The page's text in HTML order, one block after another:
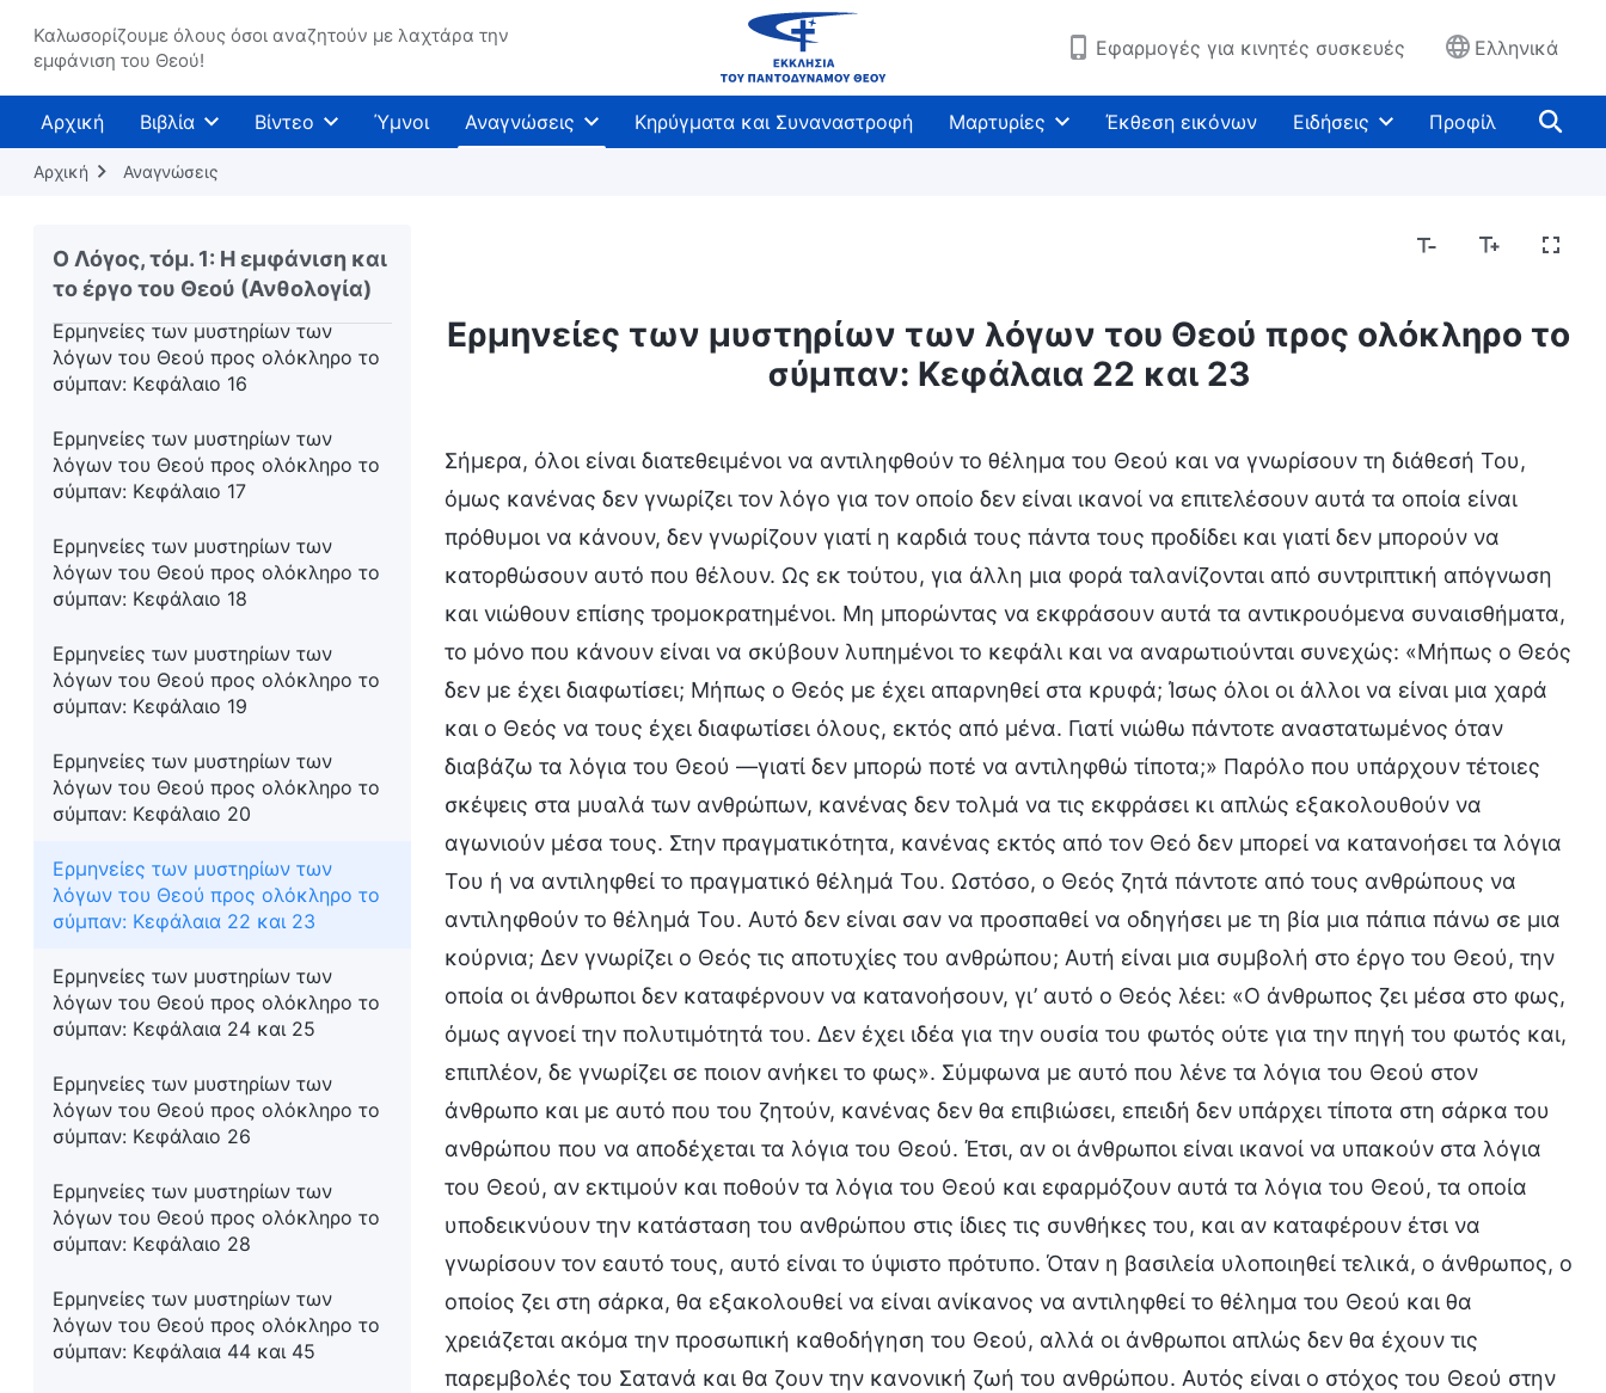
Καλωσορίζουμε όλους όσοι αναζητούν με λαχτάρα την
εμφάνιση του Θεού!
Εφαρμογές για κινητές συσκευές Ελληνικά
Αρχική Βιβλία Βίντεο Ύμνοι Αναγνώσεις Κηρύγματα και Συναναστροφή Μαρτυρίες Έκθεση εικόνων Ειδήσεις Προφίλ
Αρχική Αναγνώσεις
Ο Λόγος, τόμ. 1: Η εμφάνιση και
το έργο του Θεού (Ανθολογία)
λόγων του Θεού προς ολόκληρο το
σύμπαν: Κεφάλαιο 11
Ερμηνείες των μυστηρίων των
λόγων του Θεού προς ολόκληρο το
σύμπαν — Προσθήκη: Κεφάλαιο 2
λόγων του Θεού προς ολόκληρο το
σύμπαν: Κεφάλαιο 12
Ερμηνείες των μυστηρίων των
λόγων του Θεού προς ολόκληρο το
σύμπαν: Κεφάλαιο 16
Ερμηνείες των μυστηρίων των
λόγων του Θεού προς ολόκληρο το
σύμπαν: Κεφάλαιο 17
Ερμηνείες των μυστηρίων των
λόγων του Θεού προς ολόκληρο το
σύμπαν: Κεφάλαιο 18
Ερμηνείες των μυστηρίων των
λόγων του Θεού προς ολόκληρο το
σύμπαν: Κεφάλαιο 19
Ερμηνείες των μυστηρίων των
λόγων του Θεού προς ολόκληρο το
σύμπαν: Κεφάλαιο 20
Ερμηνείες των μυστηρίων των
λόγων του Θεού προς ολόκληρο το
σύμπαν: Κεφάλαια 22 και 23
Ερμηνείες των μυστηρίων των
λόγων του Θεού προς ολόκληρο το
σύμπαν: Κεφάλαια 24 και 25
Ερμηνείες των μυστηρίων των
λόγων του Θεού προς ολόκληρο το
σύμπαν: Κεφάλαιο 26
Ερμηνείες των μυστηρίων των
λόγων του Θεού προς ολόκληρο το
σύμπαν: Κεφάλαιο 28
Ερμηνείες των μυστηρίων των
λόγων του Θεού προς ολόκληρο το
σύμπαν: Κεφάλαια 44 και 45
Ερμηνείες των μυστηρίων των λόγων του Θεού προς ολόκληρο το
σύμπαν: Κεφάλαια 22 και 23
Σήμερα, όλοι είναι διατεθειμένοι να αντιληφθούν το θέλημα του Θεού και να γνωρίσουν τη διάθεσή Του,
όμως κανένας δεν γνωρίζει τον λόγο για τον οποίο δεν είναι ικανοί να επιτελέσουν αυτά τα οποία είναι
πρόθυμοι να κάνουν, δεν γνωρίζουν γιατί η καρδιά τους πάντα τους προδίδει και γιατί δεν μπορούν να
κατορθώσουν αυτό που θέλουν. Ως εκ τούτου, για άλλη μια φορά ταλανίζονται από συντριπτική απόγνωση
και νιώθουν επίσης τρομοκρατημένοι. Μη μπορώντας να εκφράσουν αυτά τα αντικρουόμενα συναισθήματα,
το μόνο που κάνουν είναι να σκύβουν λυπημένοι το κεφάλι και να αναρωτιούνται συνεχώς: «Μήπως ο Θεός
δεν με έχει διαφωτίσει; Μήπως ο Θεός με έχει απαρνηθεί στα κρυφά; Ίσως όλοι οι άλλοι να είναι μια χαρά
και ο Θεός να τους έχει διαφωτίσει όλους, εκτός από μένα. Γιατί νιώθω πάντοτε αναστατωμένος όταν
διαβάζω τα λόγια του Θεού —γιατί δεν μπορώ ποτέ να αντιληφθώ τίποτα;» Παρόλο που υπάρχουν τέτοιες
σκέψεις στα μυαλά των ανθρώπων, κανένας δεν τολμά να τις εκφράσει κι απλώς εξακολουθούν να
αγωνιούν μέσα τους. Στην πραγματικότητα, κανένας εκτός από τον Θεό δεν μπορεί να κατανοήσει τα λόγια
Του ή να αντιληφθεί το πραγματικό θέλημά Του. Ωστόσο, ο Θεός ζητά πάντοτε από τους ανθρώπους να
αντιληφθούν το θέλημά Του. Αυτό δεν είναι σαν να προσπαθεί να οδηγήσει με τη βία μια πάπια πάνω σε μια
κούρνια; Δεν γνωρίζει ο Θεός τις αποτυχίες του ανθρώπου; Αυτή είναι μια συμβολή στο έργο του Θεού, την
οποία οι άνθρωποι δεν καταφέρνουν να κατανοήσουν, γι’ αυτό ο Θεός λέει: «Ο άνθρωπος ζει μέσα στο φως,
όμως αγνοεί την πολυτιμότητά του. Δεν έχει ιδέα για την ουσία του φωτός ούτε για την πηγή του φωτός και,
επιπλέον, δε γνωρίζει σε ποιον ανήκει το φως». Σύμφωνα με αυτό που λένε τα λόγια του Θεού στον
άνθρωπο και με αυτό που του ζητούν, κανένας δεν θα επιβιώσει, επειδή δεν υπάρχει τίποτα στη σάρκα του
ανθρώπου που να αποδέχεται τα λόγια του Θεού. Έτσι, αν οι άνθρωποι είναι ικανοί να υπακούν στα λόγια
του Θεού, αν εκτιμούν και ποθούν τα λόγια του Θεού και εφαρμόζουν αυτά τα λόγια του Θεού, τα οποία
υποδεικνύουν την κατάσταση του ανθρώπου στις ίδιες τις συνθήκες του, και αν καταφέρουν έτσι να
γνωρίσουν τον εαυτό τους, αυτό είναι το ύψιστο πρότυπο. Όταν η βασιλεία υλοποιηθεί τελικά, ο άνθρωπος, ο
οποίος ζει στη σάρκα, θα εξακολουθεί να είναι ανίκανος να αντιληφθεί το θέλημα του Θεού και θα
χρειάζεται ακόμα την προσωπική καθοδήγηση του Θεού, αλλά οι άνθρωποι απλώς δεν θα έχουν τις
παρεμβολές του Σατανά και θα ζουν την κανονική ζωή του ανθρώπου. Αυτός είναι ο στόχος του Θεού στην